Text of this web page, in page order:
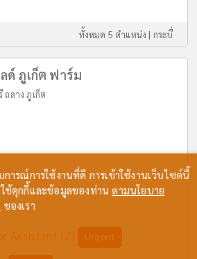
ทั้งหมด 5 ตำแหน่ง | กระบี่
ด์ ภูเก็ต ฟาร์ม
ถลาง ภูเก็ต
Assistant
ารณ์การใช้งานที่ดี การเข้าใช้งานเว็บไซต์นี้
ช้คุกกี้และข้อมูลของท่านตามนโยบาย
ของเรา